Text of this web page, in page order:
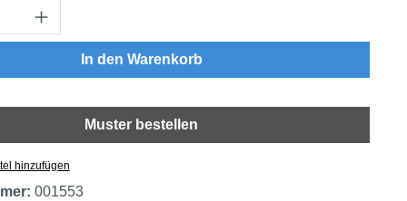
Gib den gewünschten Wert ein
In den Warenkorb
Muster bestellen
hinzufügen
001553